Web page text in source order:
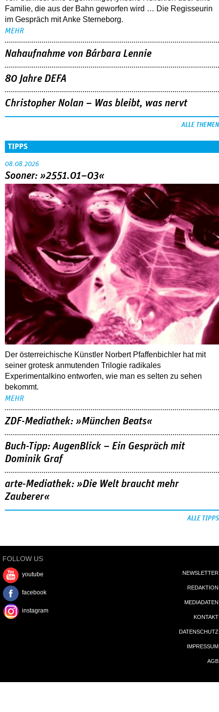
Familie, die aus der Bahn geworfen wird … Die Regisseurin
im Gespräch mit Anke Sterneborg.
MEHR
Nahaufnahme von Bárbara Lennie
80 Jahre DEFA
Christopher Nolan – Was bleibt, was nervt
ALLE THEMEN
TIPPS
08.08.2026
Sooner: »2551.01–03«
Der österreichische Künstler Norbert Pfaffenbichler hat mit
seiner grotesk anmutenden Trilogie radikales
Experimentalkino entworfen, wie man es selten zu sehen
bekommt.
MEHR
ZDF-Mediathek: »München Beats«
Buch-Tipp: AugenBlick – Ein Gespräch mit
Dominik Graf
arte-Mediathek: »Die Welt braucht mehr
Zauberer«
ALLE TIPPS
FOLLOW US
youtube
facebook
instagram
NEWSLETTER
REDAKTION
MEDIADATEN
KONTAKT
DATENSCHUTZ
IMPRESSUM
AGB